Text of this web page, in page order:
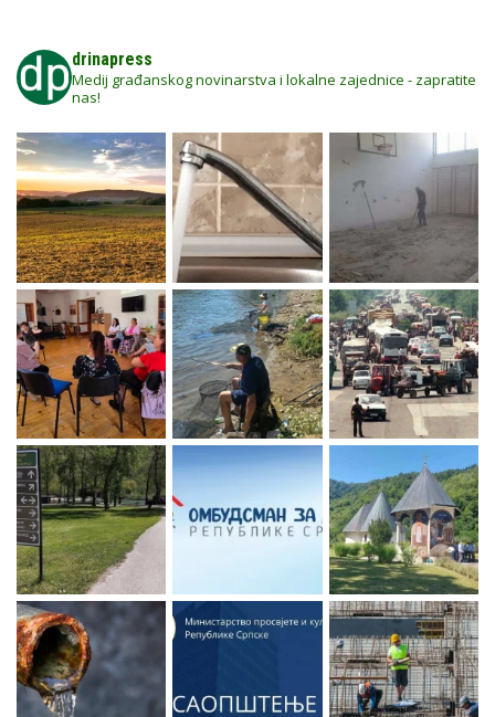
drinapress
Medij građanskog novinarstva i lokalne zajednice - zapratite
nas!